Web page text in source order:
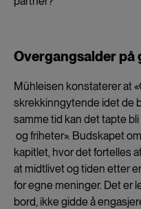
Overgangsalder på
Mühleisen konstaterer at
skrekkinngytende idet de
samme tid kan det tapte
og friheter». Budskapet
kapitlet, hvor det fortelles
at midtlivet og tiden etter
for egne meninger. Det er
bord, ikke gidde å